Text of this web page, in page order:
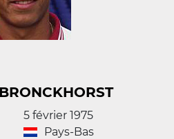
5 février 1975
Pays-Bas